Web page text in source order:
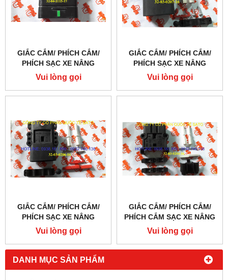
DANH MỤC SẢN PHẨM
GIẮC CẮM/ PHÍCH CẮM/
PHÍCH SẠC XE NÂNG
POWER, 5 HOLE, FEMALE
Vui lòng gọi
GIẮC CẮM/ PHÍCH CẮM/
PHÍCH SẠC XE NÂNG
REALS 320A, 70MM M
Vui lòng gọi
GIẮC CẮM/ PHÍCH CẮM/
PHÍCH SẠC XE NÂNG
REALS 160A 150V ,50MM M
Vui lòng gọi
GIẮC CẮM/ PHÍCH CẮM/
PHÍCH CẮM SẠC XE NÂNG
REALS 80A, 25MM M
Vui lòng gọi